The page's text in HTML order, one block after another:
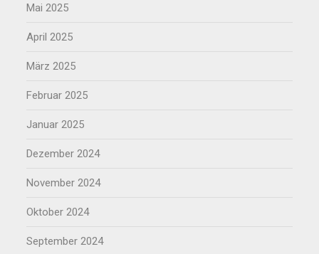
Mai 2025
April 2025
März 2025
Februar 2025
Januar 2025
Dezember 2024
November 2024
Oktober 2024
September 2024